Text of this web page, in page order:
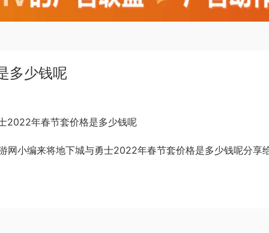
多少钱呢
网小编来将地下城与勇士2022年春节套价格是多少钱呢分享